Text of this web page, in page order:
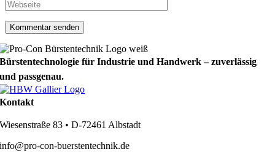
Bürstentechnologie für Industrie und Handwerk – zuverlässig
und passgenau.
Kontakt
Wiesenstraße 83 • D-72461 Albstadt
info@pro-con-buerstentechnik.de